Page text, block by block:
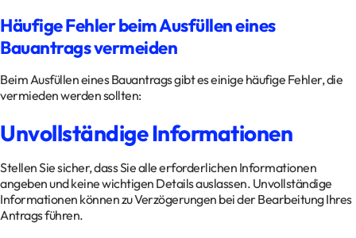
Häufige Fehler beim Ausfüllen eines
Bauantrags vermeiden
Beim Ausfüllen eines Bauantrags gibt es einige häufige Fehler, die
vermieden werden sollten:
Unvollständige Informationen
Stellen Sie sicher, dass Sie alle erforderlichen Informationen
angeben und keine wichtigen Details auslassen. Unvollständige
Informationen können zu Verzögerungen bei der Bearbeitung Ihres
Antrags führen.